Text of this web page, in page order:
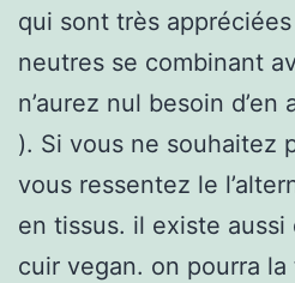
qui sont très
neutres se combinant
n’aurez nul besoin
). Si vous ne souhaitez
vous ressentez le
en tissus. il existe aussi
cuir vegan. on pourra